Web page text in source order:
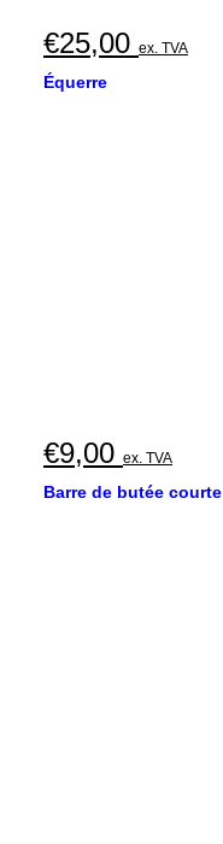
€25,00 ex. TVA
Équerre
€9,00 ex. TVA
Barre de butée courte